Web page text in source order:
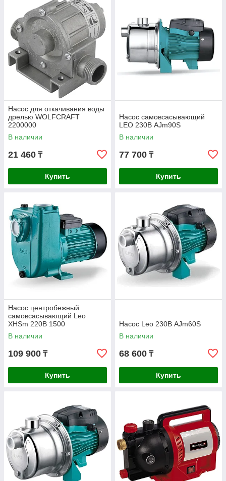
Насос для откачивания воды
дрелью WOLFCRAFT
2200000
В наличии
21 460 ₸
Купить
Насос самовсасывающий
LEO 230В AJm90S
В наличии
77 700 ₸
Купить
Насос центробежный
самовсасывающий Leo
XHSm 220В 1500
В наличии
109 900 ₸
Купить
Насос Leo 230В AJm60S
В наличии
68 600 ₸
Купить